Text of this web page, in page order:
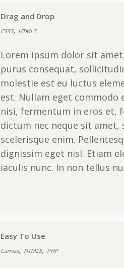
Drag and Drop
CSS3, HTML5
Lorem ipsum dolor sit
purus consequat,
molestie est eu luctus
est. Nullam eget commodo
nisi, fermentum in eros et,
dictum nec neque sit
scelerisque enim.
dignissim eget nisl. Etiam
iaculis nunc. In non tellus
Easy To Use
Canvas, HTML5, PHP